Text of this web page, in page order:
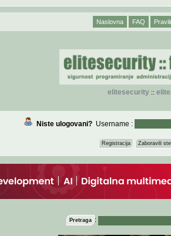
Naslovna FAQ
elitesecurity::
Niste ulogovani?Username :
Registracija Zaboravili
Pretraga :